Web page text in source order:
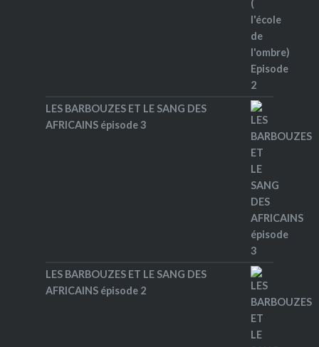
LES BARBOUZES ET LE SANG DES
AFRICAINS épisode 3
LES BARBOUZES ET LE SANG DES
AFRICAINS épisode 2